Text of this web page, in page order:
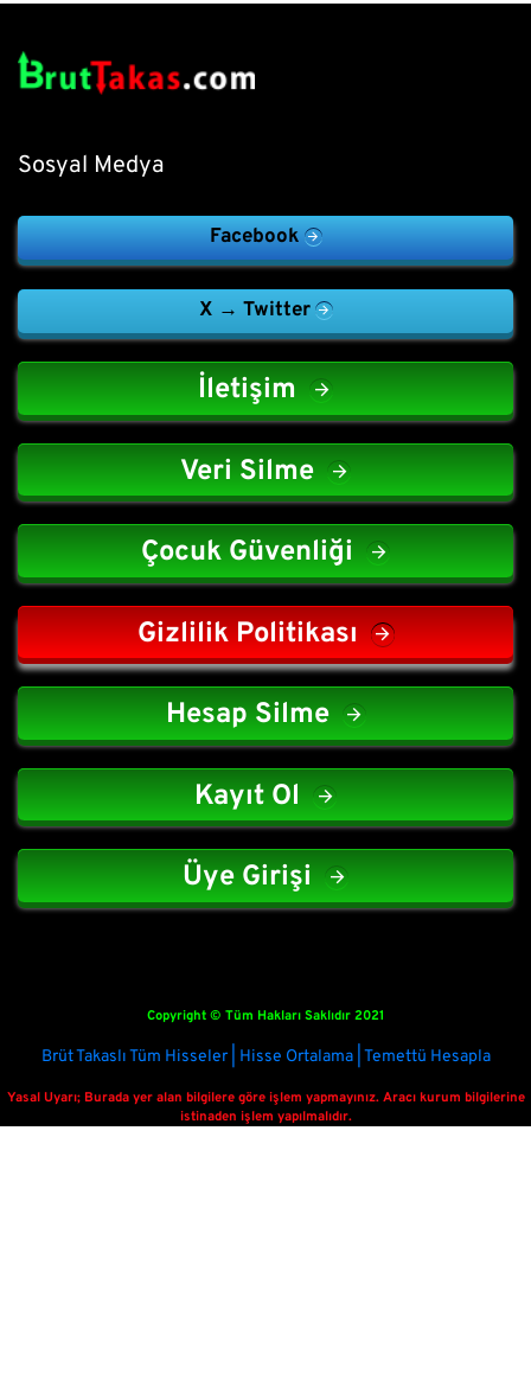
Sosyal Medya
Facebook
X → Twitter
İletişim
Veri Silme
Çocuk Güvenliği
Gizlilik Politikası
Hesap Silme
Kayıt Ol
Üye Girişi
Copyright © Tüm Hakları Saklıdır 2021
Brüt Takaslı Tüm Hisseler | Hisse Ortalama | Temettü Hesapla
Yasal Uyarı; Burada yer alan bilgilere göre işlem yapmayınız. Aracı kurum bilgilerine
istinaden işlem yapılmalıdır.